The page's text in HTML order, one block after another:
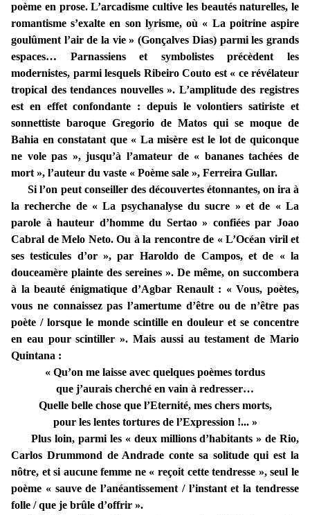
poème en prose. L’arcadisme cultive les beautés naturelles, le
romantisme s’exalte en son lyrisme, où « La poitrine aspire
goulûment l’air de la vie » (Gonçalves Dias) parmi les grands
espaces… Parnassiens et symbolistes précèdent les
modernistes, parmi lesquels Ribeiro Couto est « ce révélateur
tropical des tendances nouvelles ». L’amplitude des registres
est en effet confondante : depuis le volontiers satiriste et
sonnettiste baroque Gregorio de Matos qui se moque de
Bahia en constatant que « La misère est le lot de quiconque
ne vole pas », jusqu’à l’amateur de « bananes tachées de
mort », l’auteur du vaste « Poème sale », Ferreira Gullar.
Si l’on peut conseiller des découvertes étonnantes, on ira à
la recherche de « La psychanalyse du sucre » et de « La
parole à hauteur d’homme du Sertao » confiées par Joao
Cabral de Melo Neto. Ou à la rencontre de « L’Océan viril et
ses testicules d’or », par Haroldo de Campos, et de « la
douceamère plainte des sereines ». De même, on succombera
à la beauté énigmatique d’Agbar Renault : « Vous, poètes,
vous ne connaissez pas l’amertume d’être ou de n’être pas
poète / lorsque le monde scintille en douleur et se concentre
en eau pour scintiller ». Mais aussi au testament de Mario
Quintana :
« Qu’on me laisse avec quelques poèmes tordus
que j’aurais cherché en vain à redresser…
Quelle belle chose que l’Eternité, mes chers morts,
pour les lentes tortures de l’Expression !... »
Plus loin, parmi les « deux millions d’habitants » de Rio,
Carlos Drummond de Andrade conte sa solitude qui est la
nôtre, et si aucune femme ne « reçoit cette tendresse », seul le
poème « sauve de l’anéantissement / l’instant et la tendresse
folle / que je brûle d’offrir ».